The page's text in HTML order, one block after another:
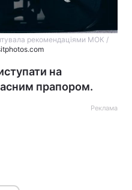
рекомендаціями МОК /
на
прапором.
Реклама